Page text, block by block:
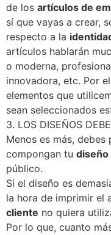
de los artículos de
sí que vayas a crear,
respecto a la
artículos hablarán
o moderna,
innovadora, etc. Por
elementos que
sean seleccionados
3. LOS DISEÑOS
Menos es más,
compongan tu diseño
público.
Si el diseño es
la hora de imprimir el
cliente no quiera
Por lo que, cuanto